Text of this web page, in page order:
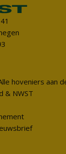
hoveniers aan
& NWST